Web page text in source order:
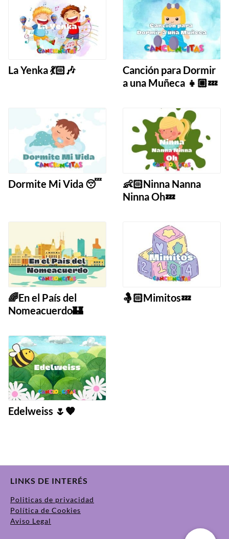
La Yenka 💃🏻🎶
Canción para Dormir
a una Muñeca 👧🏼💤
Dormite Mi Vida 😴
👶🏻Ninna Nanna
Ninna Oh💤
🌈En el País del
Nomeacuerdo🏰
🤱🏻Mimitos💤
Edelweiss 🌷🧡
LINKS DE INTERÉS
Politicas de privacidad
Política de Cookies
Aviso Legal